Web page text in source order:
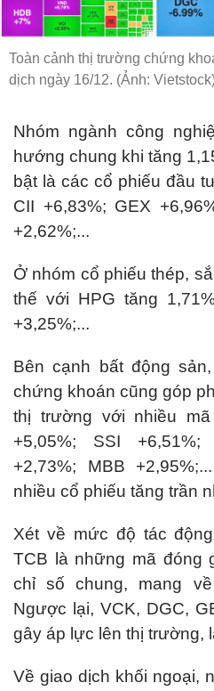
Toàn cảnh thị trường chứng
dịch ngày 16/12. (Ảnh:
Nhóm ngành công
hướng chung khi tăng
bật là các cổ phiếu đầu
CII +6,83%; GEX
+2,62%;...
Ở nhóm cổ phiếu thép,
thế với HPG tăng
+3,25%;...
Bên cạnh bất động
chứng khoán cũng góp
thị trường với nhiều
+5,05%; SSI
+2,73%; MBB
nhiều cổ phiếu tăng trần
Xét về mức độ tác
TCB là những mã đóng
chỉ số chung, mang
Ngược lại, VCK, DGC,
gây áp lực lên thị trường,
Về giao dịch khối ngoại,